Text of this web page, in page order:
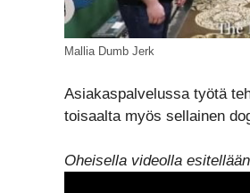
Mallia Dumb Jerk
Asiakaspalvelussa työtä
toisaalta myös sellainen
Oheisella videolla